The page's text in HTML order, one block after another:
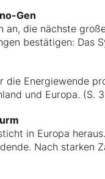
Gen
an, die nächste
bestätigen: Das
die Energiewende
und Europa. (S.
in Europa
Nach starken